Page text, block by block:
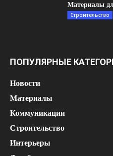
Материалы
Строительство
ПОПУЛЯРНЫЕ
Новости
Материалы
Коммуникации
Строительство
Интерьеры